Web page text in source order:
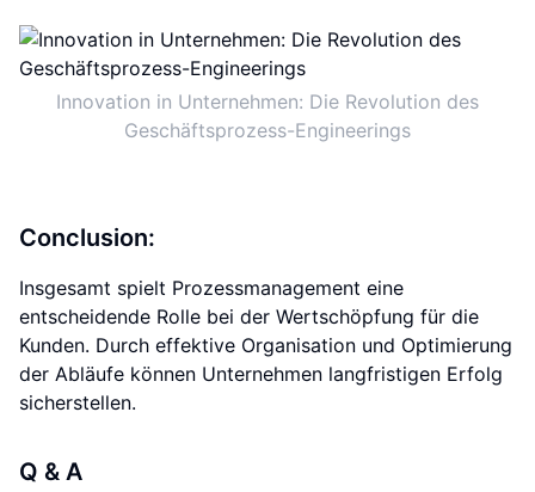
Innovation in Unternehmen: Die Revolution des
Geschäftsprozess-Engineerings
Conclusion:
Insgesamt spielt Prozessmanagement eine
entscheidende Rolle bei der Wertschöpfung für die
Kunden. Durch effektive Organisation und Optimierung
der Abläufe können Unternehmen langfristigen Erfolg
sicherstellen.
Q & A